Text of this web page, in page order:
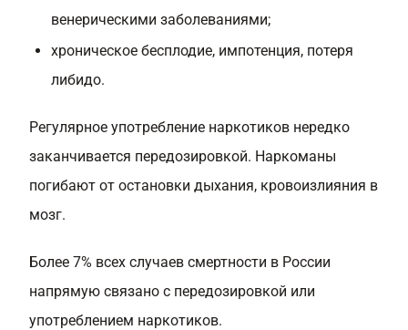
венерическими заболеваниями;
хроническое бесплодие, импотенция, потеря
либидо.
Регулярное употребление наркотиков нередко
заканчивается передозировкой. Наркоманы
погибают от остановки дыхания, кровоизлияния в
мозг.
Более 7% всех случаев смертности в России
напрямую связано с передозировкой или
употреблением наркотиков.